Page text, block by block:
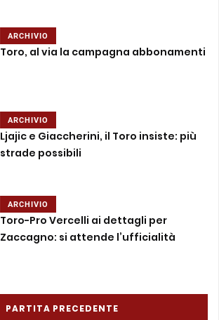
ARCHIVIO
Toro, al via la campagna abbonamenti
ARCHIVIO
Ljajic e Giaccherini, il Toro insiste: più
strade possibili
ARCHIVIO
Toro-Pro Vercelli ai dettagli per
Zaccagno: si attende l’ufficialità
PARTITA PRECEDENTE